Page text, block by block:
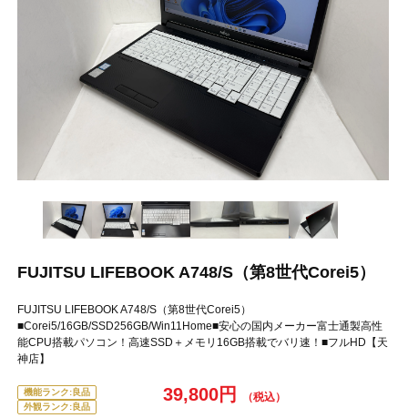
FUJITSU LIFEBOOK A748/S（第8世代Corei5）
FUJITSU LIFEBOOK A748/S（第8世代Corei5）
■Corei5/16GB/SSD256GB/Win11Home■安心の国内メーカー富士通製高性
能CPU搭載パソコン！高速SSD＋メモリ16GB搭載でバリ速！■フルHD【天
神店】
機能ランク:良品
外観ランク:良品
39,800円